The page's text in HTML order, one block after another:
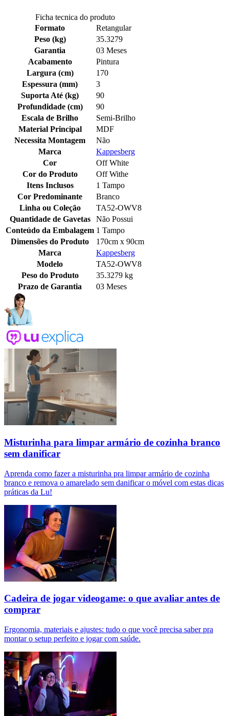
Ficha tecnica do produto
Formato
Retangular
Peso (kg)
35.3279
Garantia
03 Meses
Acabamento
Pintura
Largura (cm)
170
Espessura (mm)
3
Suporta Até (kg)
90
Profundidade (cm)
90
Escala de Brilho
Semi-Brilho
Material Principal
MDF
Necessita Montagem
Não
Marca
Kappesberg
Cor
Off White
Cor do Produto
Off Withe
Itens Inclusos
1 Tampo
Cor Predominante
Branco
Linha ou Coleção
TA52-OWV8
Quantidade de Gavetas
Não Possui
Conteúdo da Embalagem 1 Tampo
Dimensões do Produto
170cm x 90cm
Marca
Kappesberg
Modelo
TA52-OWV8
Peso do Produto
35.3279 kg
Prazo de Garantia
03 Meses
Misturinha para limpar armário de cozinha branco
sem danificar
Aprenda como fazer a misturinha pra limpar armário de cozinha
branco e remova o amarelado sem danificar o móvel com estas dicas
práticas da Lu!
Cadeira de jogar videogame: o que avaliar antes de
comprar
Ergonomia, materiais e ajustes: tudo o que você precisa saber pra
montar o setup perfeito e jogar com saúde.